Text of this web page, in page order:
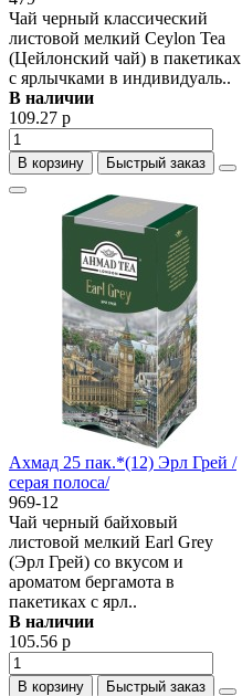
Чай черный классический
листовой мелкий Ceylon Tea
(Цейлонский чай) в пакетиках
с ярлычками в индивидуаль..
В наличии
109.27 р
В корзину Быстрый заказ
Ахмад 25 пак.*(12) Эрл Грей /
серая полоса/
969-12
Чай черный байховый
листовой мелкий Earl Grey
(Эрл Грей) со вкусом и
ароматом бергамота в
пакетиках с ярл..
В наличии
105.56 р
В корзину Быстрый заказ